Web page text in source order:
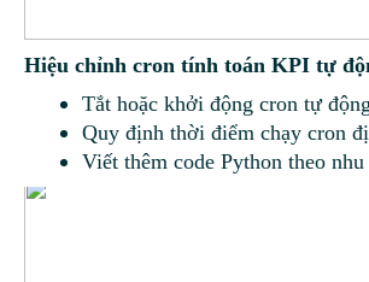
Hiệu chỉnh cron tính toán KPI tự
Tắt hoặc khởi động cron tự
Quy định thời điểm chạy cron
Viết thêm code Python theo nhu